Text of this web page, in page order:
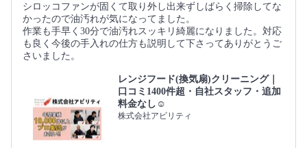
シロッコファンが固くて取り外し出来ずしばらく掃除してな
かったので油汚れが気になってました。
作業も手早く30分で油汚れスッキリ綺麗になりました。対応
も良く今後の手入れの仕方も説明して下さってありがとうご
さいました。
レンジフード(換気扇)クリーニング｜
口コミ1400件超・自社スタッフ・追加
料金なし☺️
株式会社アビリティ